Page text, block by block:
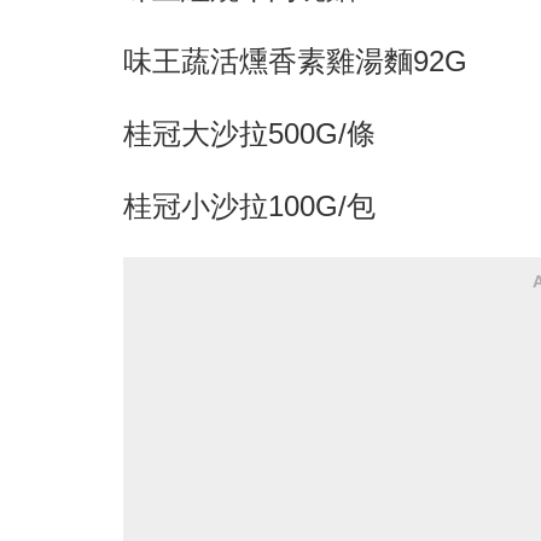
味王蔬活燻香素雞湯麵92G
桂冠大沙拉500G/條
桂冠小沙拉100G/包